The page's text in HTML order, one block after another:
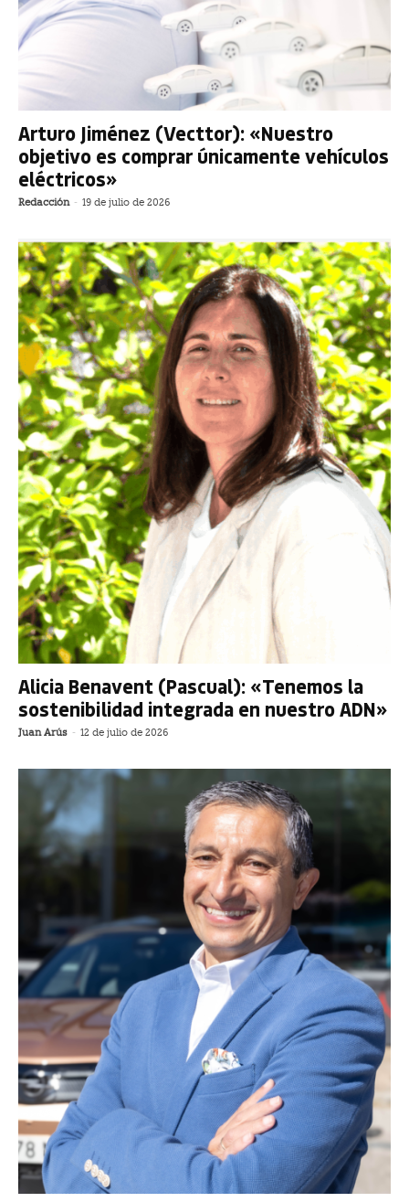
Arturo Jiménez (Vecttor): «Nuestro
objetivo es comprar únicamente vehículos
eléctricos»
Redacción - 19 de julio de 2026
Alicia Benavent (Pascual): «Tenemos la
sostenibilidad integrada en nuestro ADN»
Juan Arús - 12 de julio de 2026